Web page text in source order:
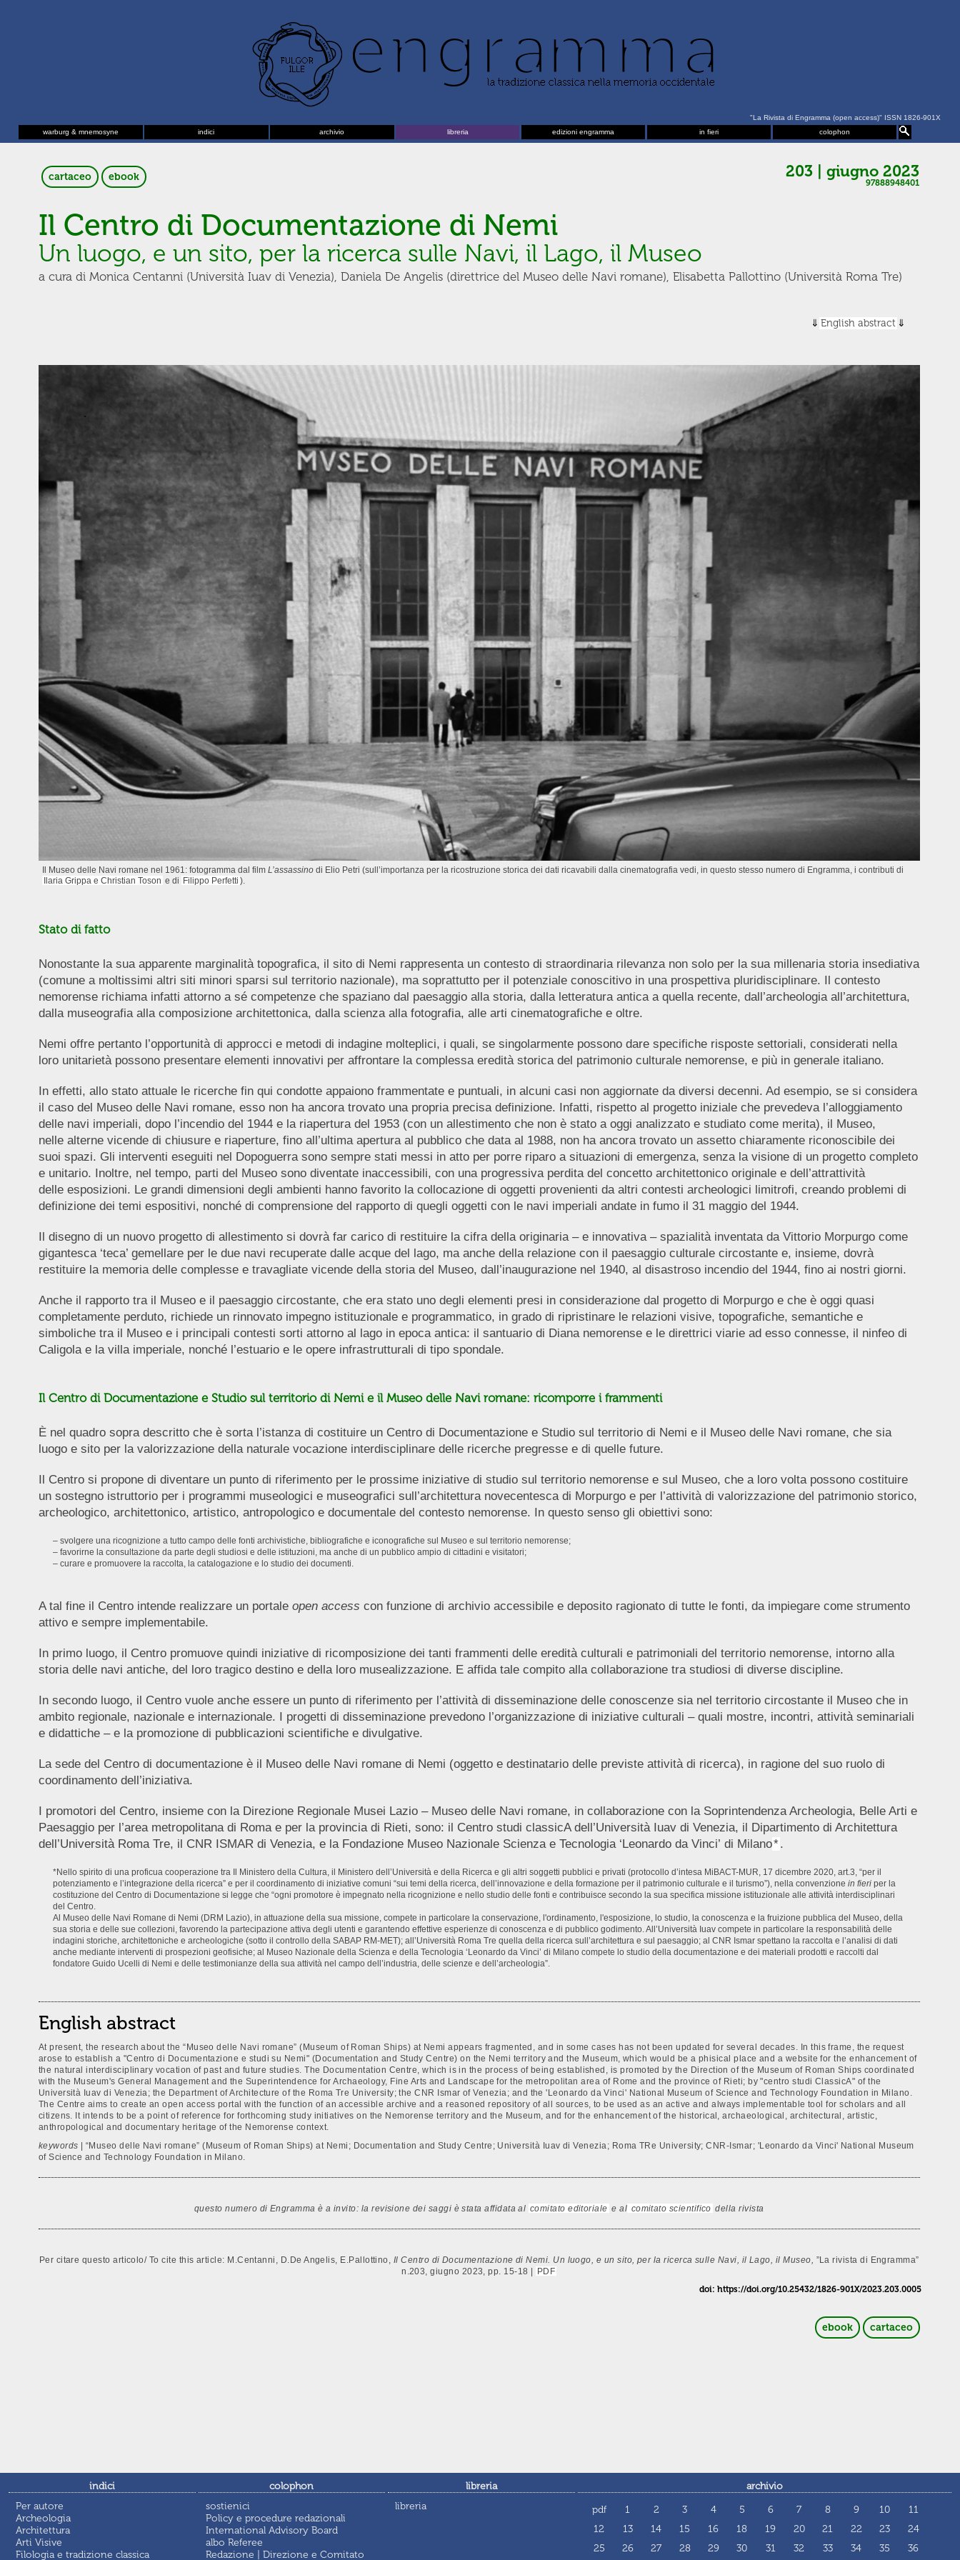
"La Rivista di Engramma (open access)" ISSN 1826-901X
warburg & mnemosyne
indici archivio libreria edizioni engramma in fieri colophon
cartaceo ebook 203 | giugno 2023
97888948401
Il Centro di Documentazione di Nemi
Un luogo, e un sito, per la ricerca sulle Navi, il Lago, il Museo
a cura di Monica Centanni (Università Iuav di Venezia), Daniela De Angelis (direttrice del Museo delle Navi romane), Elisabetta Pallottino (Università Roma Tre)
English abstract
Il Museo delle Navi romane nel 1961: fotogramma dal film L’assassino di Elio Petri (sull’importanza per la ricostruzione storica dei dati ricavabili dalla cinematografia vedi, in questo stesso numero di Engramma, i contributi di
Ilaria Grippa e Christian Toson e di Filippo Perfetti ).
Stato di fatto
Nonostante la sua apparente marginalità topografica, il sito di Nemi rappresenta un contesto di straordinaria rilevanza non solo per la sua millenaria storia insediativa
(comune a moltissimi altri siti minori sparsi sul territorio nazionale), ma soprattutto per il potenziale conoscitivo in una prospettiva pluridisciplinare. Il contesto
nemorense richiama infatti attorno a sé competenze che spaziano dal paesaggio alla storia, dalla letteratura antica a quella recente, dall’archeologia all’architettura,
dalla museografia alla composizione architettonica, dalla scienza alla fotografia, alle arti cinematografiche e oltre.
Nemi offre pertanto l’opportunità di approcci e metodi di indagine molteplici, i quali, se singolarmente possono dare specifiche risposte settoriali, considerati nella
loro unitarietà possono presentare elementi innovativi per affrontare la complessa eredità storica del patrimonio culturale nemorense, e più in generale italiano.
In effetti, allo stato attuale le ricerche fin qui condotte appaiono frammentate e puntuali, in alcuni casi non aggiornate da diversi decenni. Ad esempio, se si considera
il caso del Museo delle Navi romane, esso non ha ancora trovato una propria precisa definizione. Infatti, rispetto al progetto iniziale che prevedeva l’alloggiamento
delle navi imperiali, dopo l’incendio del 1944 e la riapertura del 1953 (con un allestimento che non è stato a oggi analizzato e studiato come merita), il Museo,
nelle alterne vicende di chiusure e riaperture, fino all’ultima apertura al pubblico che data al 1988, non ha ancora trovato un assetto chiaramente riconoscibile dei
suoi spazi. Gli interventi eseguiti nel Dopoguerra sono sempre stati messi in atto per porre riparo a situazioni di emergenza, senza la visione di un progetto completo
e unitario. Inoltre, nel tempo, parti del Museo sono diventate inaccessibili, con una progressiva perdita del concetto architettonico originale e dell’attrattività
delle esposizioni. Le grandi dimensioni degli ambienti hanno favorito la collocazione di oggetti provenienti da altri contesti archeologici limitrofi, creando problemi di
definizione dei temi espositivi, nonché di comprensione del rapporto di quegli oggetti con le navi imperiali andate in fumo il 31 maggio del 1944.
Il disegno di un nuovo progetto di allestimento si dovrà far carico di restituire la cifra della originaria – e innovativa – spazialità inventata da Vittorio Morpurgo come
gigantesca ‘teca’ gemellare per le due navi recuperate dalle acque del lago, ma anche della relazione con il paesaggio culturale circostante e, insieme, dovrà
restituire la memoria delle complesse e travagliate vicende della storia del Museo, dall’inaugurazione nel 1940, al disastroso incendio del 1944, fino ai nostri giorni.
Anche il rapporto tra il Museo e il paesaggio circostante, che era stato uno degli elementi presi in considerazione dal progetto di Morpurgo e che è oggi quasi
completamente perduto, richiede un rinnovato impegno istituzionale e programmatico, in grado di ripristinare le relazioni visive, topografiche, semantiche e
simboliche tra il Museo e i principali contesti sorti attorno al lago in epoca antica: il santuario di Diana nemorense e le direttrici viarie ad esso connesse, il ninfeo di
Caligola e la villa imperiale, nonché l’estuario e le opere infrastrutturali di tipo spondale.
Il Centro di Documentazione e Studio sul territorio di Nemi e il Museo delle Navi romane: ricomporre i frammenti
È nel quadro sopra descritto che è sorta l’istanza di costituire un Centro di Documentazione e Studio sul territorio di Nemi e il Museo delle Navi romane, che sia
luogo e sito per la valorizzazione della naturale vocazione interdisciplinare delle ricerche pregresse e di quelle future.
Il Centro si propone di diventare un punto di riferimento per le prossime iniziative di studio sul territorio nemorense e sul Museo, che a loro volta possono costituire
un sostegno istruttorio per i programmi museologici e museografici sull’architettura novecentesca di Morpurgo e per l’attività di valorizzazione del patrimonio storico,
archeologico, architettonico, artistico, antropologico e documentale del contesto nemorense. In questo senso gli obiettivi sono:
– svolgere una ricognizione a tutto campo delle fonti archivistiche, bibliografiche e iconografiche sul Museo e sul territorio nemorense;
– favorirne la consultazione da parte degli studiosi e delle istituzioni, ma anche di un pubblico ampio di cittadini e visitatori;
– curare e promuovere la raccolta, la catalogazione e lo studio dei documenti.
A tal fine il Centro intende realizzare un portale open access con funzione di archivio accessibile e deposito ragionato di tutte le fonti, da impiegare come strumento
attivo e sempre implementabile.
In primo luogo, il Centro promuove quindi iniziative di ricomposizione dei tanti frammenti delle eredità culturali e patrimoniali del territorio nemorense, intorno alla
storia delle navi antiche, del loro tragico destino e della loro musealizzazione. E affida tale compito alla collaborazione tra studiosi di diverse discipline.
In secondo luogo, il Centro vuole anche essere un punto di riferimento per l’attività di disseminazione delle conoscenze sia nel territorio circostante il Museo che in
ambito regionale, nazionale e internazionale. I progetti di disseminazione prevedono l’organizzazione di iniziative culturali – quali mostre, incontri, attività seminariali
e didattiche – e la promozione di pubblicazioni scientifiche e divulgative.
La sede del Centro di documentazione è il Museo delle Navi romane di Nemi (oggetto e destinatario delle previste attività di ricerca), in ragione del suo ruolo di
coordinamento dell’iniziativa.
I promotori del Centro, insieme con la Direzione Regionale Musei Lazio – Museo delle Navi romane, in collaborazione con la Soprintendenza Archeologia, Belle Arti e
Paesaggio per l’area metropolitana di Roma e per la provincia di Rieti, sono: il Centro studi classicA dell’Università Iuav di Venezia, il Dipartimento di Architettura
dell’Università Roma Tre, il CNR ISMAR di Venezia, e la Fondazione Museo Nazionale Scienza e Tecnologia ‘Leonardo da Vinci’ di Milano*.
*Nello spirito di una proficua cooperazione tra Il Ministero della Cultura, il Ministero dell’Università e della Ricerca e gli altri soggetti pubblici e privati (protocollo d’intesa MiBACT-MUR, 17 dicembre 2020, art.3, “per il
potenziamento e l’integrazione della ricerca” e per il coordinamento di iniziative comuni “sui temi della ricerca, dell’innovazione e della formazione per il patrimonio culturale e il turismo”), nella convenzione in fieriper la
costituzione del Centro di Documentazione si legge che “ogni promotore è impegnato nella ricognizione e nello studio delle fonti e contribuisce secondo la sua specifica missione istituzionale alle attività interdisciplinari
del Centro.
Al Museo delle Navi Romane di Nemi (DRM Lazio), in attuazione della sua missione, compete in particolare la conservazione, l'ordinamento, l'esposizione, lo studio, la conoscenza e la fruizione pubblica del Museo, della
sua storia e delle sue collezioni, favorendo la partecipazione attiva degli utenti e garantendo effettive esperienze di conoscenza e di pubblico godimento. All’Università Iuav compete in particolare la responsabilità delle
indagini storiche, architettoniche e archeologiche (sotto il controllo della SABAP RM-MET); all’Università Roma Tre quella della ricerca sull’architettura e sul paesaggio; al CNR Ismar spettano la raccolta e l’analisi di dati
anche mediante interventi di prospezioni geofisiche; al Museo Nazionale della Scienza e della Tecnologia ‘Leonardo da Vinci’ di Milano compete lo studio della documentazione e dei materiali prodotti e raccolti dal
fondatore Guido Ucelli di Nemi e delle testimonianze della sua attività nel campo dell’industria, delle scienze e dell’archeologia”.
English abstract
At present, the research about the “Museo delle Navi romane” (Museum of Roman Ships) at Nemi appears fragmented, and in some cases has not been updated for several decades. In this frame, the request
arose to establish a "Centro di Documentazione e studi su Nemi" (Documentation and Study Centre) on the Nemi territory and the Museum, which would be a phisical place and a website for the enhancement of
the natural interdisciplinary vocation of past and future studies. The Documentation Centre, which is in the process of being established, is promoted by the Direction of the Museum of Roman Ships coordinated
with the Museum's General Management and the Superintendence for Archaeology, Fine Arts and Landscape for the metropolitan area of Rome and the province of Rieti; by "centro studi ClassicA" of the
Università Iuav di Venezia; the Department of Architecture of the Roma Tre University; the CNR Ismar of Venezia; and the 'Leonardo da Vinci' National Museum of Science and Technology Foundation in Milano.
The Centre aims to create an open access portal with the function of an accessible archive and a reasoned repository of all sources, to be used as an active and always implementable tool for scholars and all
citizens. It intends to be a point of reference for forthcoming study initiatives on the Nemorense territory and the Museum, and for the enhancement of the historical, archaeological, architectural, artistic,
anthropological and documentary heritage of the Nemorense context.
keywords | “Museo delle Navi romane” (Museum of Roman Ships) at Nemi; Documentation and Study Centre; Università Iuav di Venezia; Roma TRe University; CNR-Ismar; 'Leonardo da Vinci' National Museum
of Science and Technology Foundation in Milano.
questo numero di Engramma è a invito: la revisione dei saggi è stata affidata al comitato editoriale e al comitato scientifico della rivista
Per citare questo articolo/ To cite this article: M.Centanni, D.De Angelis, E.Pallottino, Il Centro di Documentazione di Nemi. Un luogo, e un sito, per la ricerca sulle Navi, il Lago, il Museo, ”La rivista di Engramma”
n.203, giugno 2023, pp. 15-18 |
PDF
doi: https://doi.org/10.25432/1826-901X/2023.203.0005
cartaceo
ebook
indici
Per autore
Archeologia
Architettura
Arti Visive
Filologia e tradizione classica
colophon
sostienici
Policy e procedure redazionali
International Advisory Board
albo Referee
Redazione | Direzione e Comitato
libreria
libreria
archivio
pdf
1 2 3 4 5 6 7 8 9 10
11
12
13 14 15 16 18 19 20 21 22 23
24
25
26 27 28 29 30 31 32 33 34 35 36